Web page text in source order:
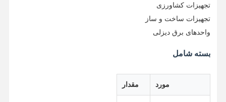
قطعات موتور حفاری ایسوزو
پمپ روغن موتور
شاتون موتور
سرسیلندر موتور
رینگ پیستون موتور
تجهیزات کشاورزی
تجهیزات ساخت و ساز
واحدهای برق دیزلی
بسته شامل
مورد مقدار